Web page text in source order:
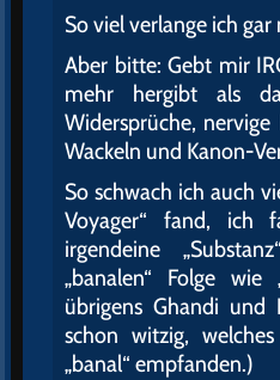
So viel verlange ich
Aber bitte: Gebt mir
mehr hergibt als
Widersprüche,
Wackeln und Kanon-
So schwach ich auch
Voyager“ fand, ich
irgendeine
„banalen“ Folge
übrigens Ghandi
schon witzig,
„banal“ empfanden.)